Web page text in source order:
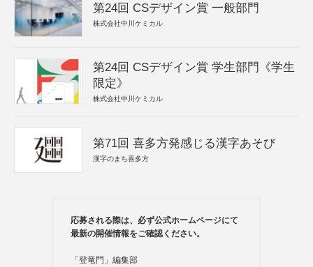
第24回 CSデザイン賞 一般部門
株式会社中川ケミカル
第24回 CSデザイン賞 学生部門《学生
限定》
株式会社中川ケミカル
第71回 喜多方発感じる漢字あそび
漢字のまち喜多方
応募される際は、必ず公式ホームページにて
最新の開催情報をご確認ください。
「登竜門」編集部